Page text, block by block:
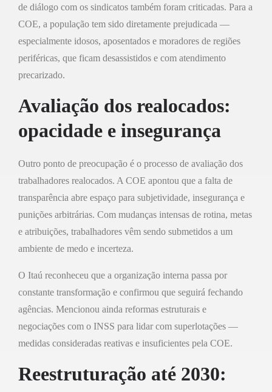
de diálogo com os sindicatos também foram criticadas. Para a
COE, a população tem sido diretamente prejudicada —
especialmente idosos, aposentados e moradores de regiões
periféricas, que ficam desassistidos e com atendimento
precarizado.
Avaliação dos realocados:
opacidade e insegurança
Outro ponto de preocupação é o processo de avaliação dos
trabalhadores realocados. A COE apontou que a falta de
transparência abre espaço para subjetividade, insegurança e
punições arbitrárias. Com mudanças intensas de rotina, metas
e atribuições, trabalhadores vêm sendo submetidos a um
ambiente de medo e incerteza.
O Itaú reconheceu que a organização interna passa por
constante transformação e confirmou que seguirá fechando
agências. Mencionou ainda reformas estruturais e
negociações com o INSS para lidar com superlotações —
medidas consideradas reativas e insuficientes pela COE.
Reestruturação até 2030: